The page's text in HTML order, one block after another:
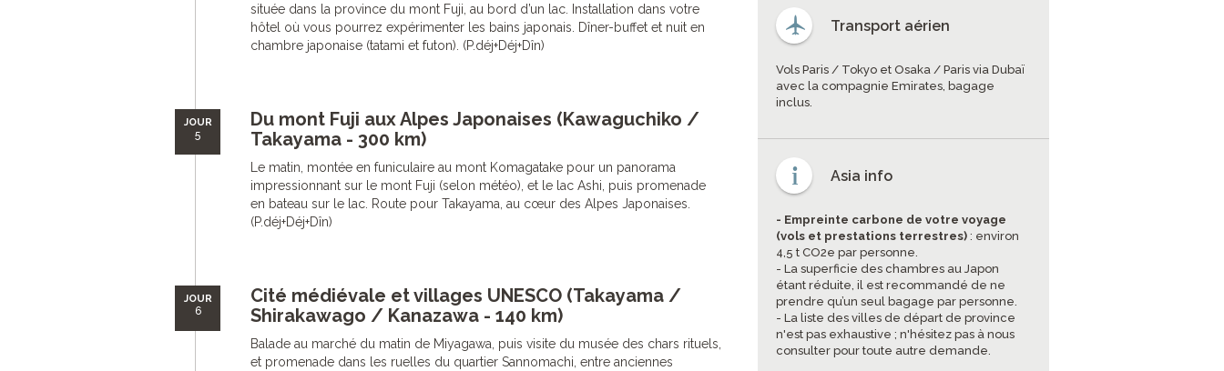
située dans la province du mont Fuji, au bord d’un lac. Installation dans votre
hôtel où vous pourrez expérimenter les bains japonais. Dîner-buffet et nuit en
chambre japonaise (tatami et futon). (P.déj+Déj+Dîn)
JOUR
5
Du mont Fuji aux Alpes Japonaises (Kawaguchiko /
Takayama - 300 km)
Le matin, montée en funiculaire au mont Komagatake pour un panorama
impressionnant sur le mont Fuji (selon météo), et le lac Ashi, puis promenade
en bateau sur le lac. Route pour Takayama, au cœur des Alpes Japonaises.
(P.déj+Déj+Dîn)
JOUR
6
Cité médiévale et villages UNESCO (Takayama /
Shirakawago / Kanazawa - 140 km)
Balade au marché du matin de Miyagawa, puis visite du musée des chars rituels,
et promenade dans les ruelles du quartier Sannomachi, entre anciennes
Transport aérien
Vols Paris / Tokyo et Osaka / Paris via Dubaï
avec la compagnie Emirates, bagage
inclus.
Asia info
- Empreinte carbone de votre voyage
(vols et prestations terrestres): environ
4,5 t CO2e par personne.
- La superficie des chambres au Japon
étant réduite, il est recommandé de ne
prendre qu’un seul bagage par personne.
- La liste des villes de départ de province
n'est pas exhaustive ; n'hésitez pas à nous
consulter pour toute autre demande.